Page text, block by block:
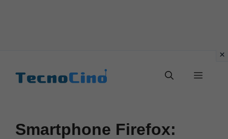
Menu
Smartphone Firefox: